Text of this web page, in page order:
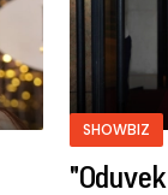
SHOWBIZ